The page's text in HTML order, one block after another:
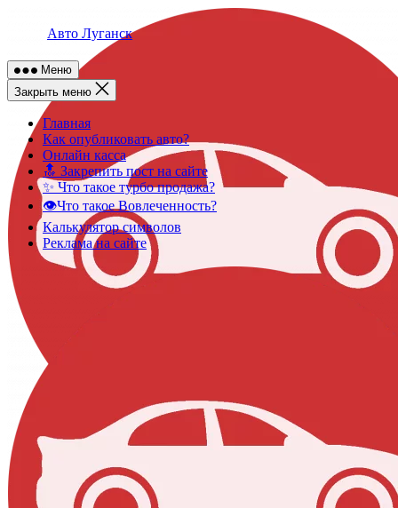
Авто Луганск
Меню
Закрыть меню
Главная
Как опубликовать авто?
Онлайн касса
🔝 Закрепить пост на сайте
✨ Что такое турбо продажа?
👁️Что такое Вовлеченность?
Калькулятор символов
Реклама на сайте